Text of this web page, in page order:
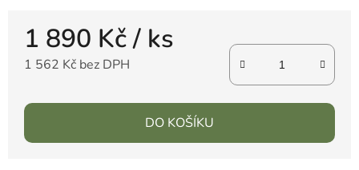
1 890 Kč/ ks
1 562 Kč bez DPH
DO KOŠÍKU